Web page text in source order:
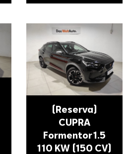
(Reserva)
CUPRA
Formentor 1.5
110 KW (150 CV)